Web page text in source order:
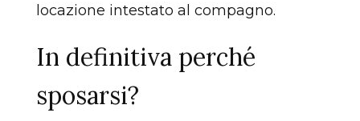
locazione intestato al compagno.
In definitiva perché
sposarsi?